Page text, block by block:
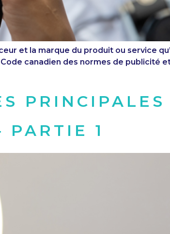
et la marque du produit ou service
canadien des normes de publicité
PRINCIPALES
PARTIE 1